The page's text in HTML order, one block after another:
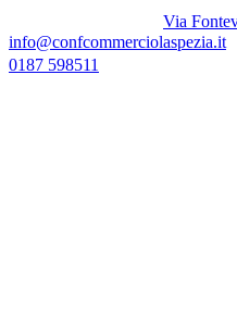
Via
info@confcommerciolaspezia.it
0187 598511